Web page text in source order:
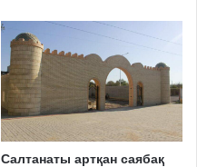
Салтанаты артқан саябақ